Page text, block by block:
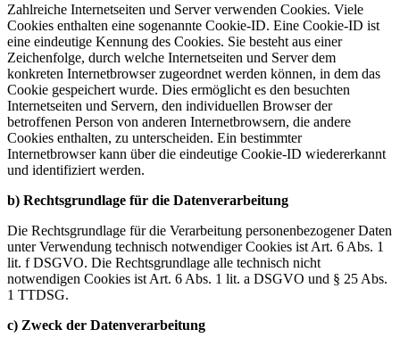
Zahlreiche Internetseiten und Server verwenden Cookies. Viele
Cookies enthalten eine sogenannte Cookie-ID. Eine Cookie-ID ist
eine eindeutige Kennung des Cookies. Sie besteht aus einer
Zeichenfolge, durch welche Internetseiten und Server dem
konkreten Internetbrowser zugeordnet werden können, in dem das
Cookie gespeichert wurde. Dies ermöglicht es den besuchten
Internetseiten und Servern, den individuellen Browser der
betroffenen Person von anderen Internetbrowsern, die andere
Cookies enthalten, zu unterscheiden. Ein bestimmter
Internetbrowser kann über die eindeutige Cookie-ID wiedererkannt
und identifiziert werden.
b) Rechtsgrundlage für die Datenverarbeitung
Die Rechtsgrundlage für die Verarbeitung personenbezogener Daten
unter Verwendung technisch notwendiger Cookies ist Art. 6 Abs. 1
lit. f DSGVO. Die Rechtsgrundlage alle technisch nicht
notwendigen Cookies ist Art. 6 Abs. 1 lit. a DSGVO und § 25 Abs.
1 TTDSG.
c) Zweck der Datenverarbeitung